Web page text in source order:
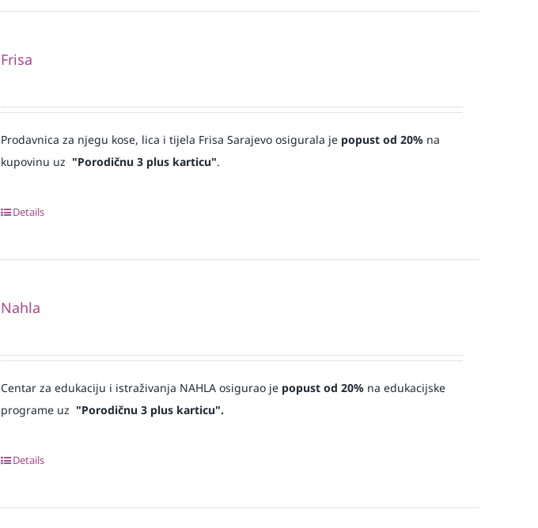
Frisa
Prodavnica za njegu kose, lica i tijela Frisa Sarajevo osigurala je popust od 20%na
kupovinu uz "Porodičnu 3 plus karticu".
Details
Nahla
Centar za edukaciju i istraživanja NAHLA osigurao je popust od 20% na edukacijske
programe uz "Porodičnu 3 plus karticu".
Details